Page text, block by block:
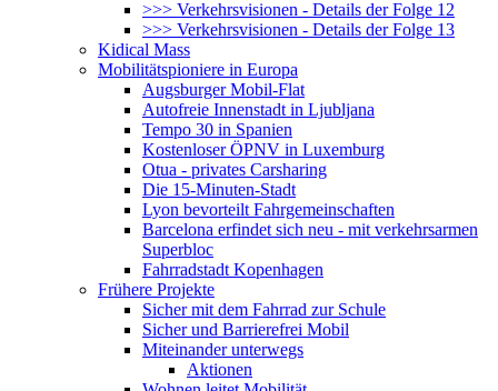
>>> Verkehrsvisionen - Details der Folge 12
>>> Verkehrsvisionen - Details der Folge 13
Kidical Mass
Mobilitätspioniere in Europa
Augsburger Mobil-Flat
Autofreie Innenstadt in Ljubljana
Tempo 30 in Spanien
Kostenloser ÖPNV in Luxemburg
Otua - privates Carsharing
Die 15-Minuten-Stadt
Lyon bevorteilt Fahrgemeinschaften
Barcelona erfindet sich neu - mit verkehrsarmen
Superbloc
Fahrradstadt Kopenhagen
Frühere Projekte
Sicher mit dem Fahrrad zur Schule
Sicher und Barrierefrei Mobil
Miteinander unterwegs
Aktionen